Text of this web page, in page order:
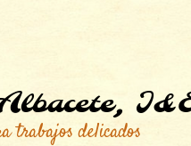
trabajos delicados